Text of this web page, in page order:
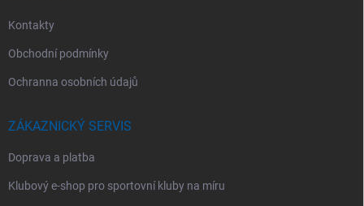
Kontakty
Obchodní podmínky
Ochranna osobních údajů
ZÁKAZNICKÝ SERVIS
Doprava a platba
Klubový e-shop pro sportovní kluby na míru